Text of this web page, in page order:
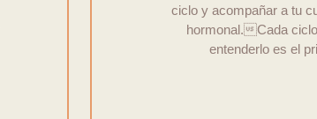
ciclo y acompañar a tu
hormonal.Cada
entenderlo es el